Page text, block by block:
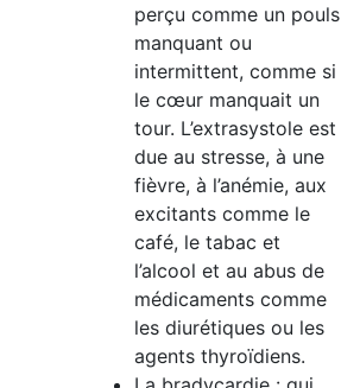
perçu comme un pouls
manquant ou
intermittent, comme si
le cœur manquait un
tour. L’extrasystole est
due au stresse, à une
fièvre, à l’anémie, aux
excitants comme le
café, le tabac et
l’alcool et au abus de
médicaments comme
les diurétiques ou les
agents thyroïdiens.